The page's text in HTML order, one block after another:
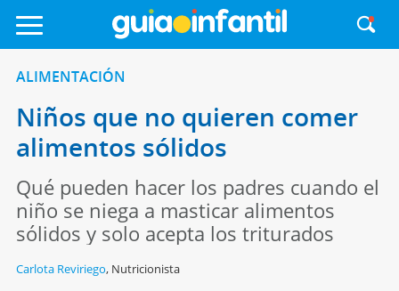
ALIMENTACIÓN
Niños que no quieren comer
alimentos sólidos
Qué pueden hacer los padres cuando el
niño se niega a masticar alimentos
sólidos y solo acepta los triturados
Carlota Reviriego, Nutricionista